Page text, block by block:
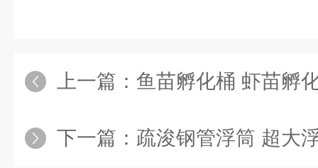
上一篇： 鱼苗孵化桶 虾苗孵
下一篇： 疏浚钢管浮筒 超大